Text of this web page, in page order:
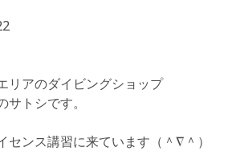
リアのダイビングショップ
サトシです。
センス講習に来ています（＾∇＾）